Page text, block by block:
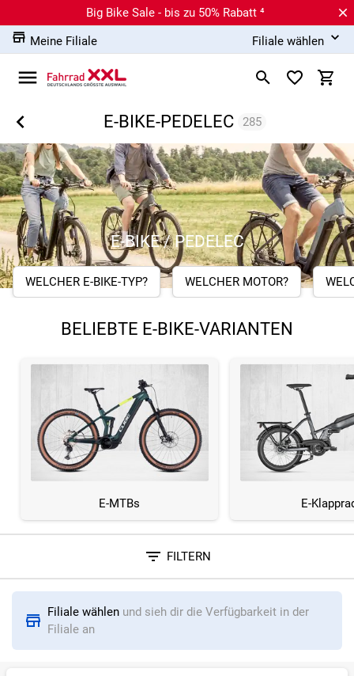
Big Bike Sale - bis zu 50% Rabatt ⁴
Meine Filiale
Filiale wählen
E-BIKE-PEDELEC 285
E-BIKE / PEDELEC
WELCHER E-BIKE-TYP? WELCHER MOTOR?
BELIEBTE E-BIKE-VARIANTEN
E-MTBs E-
FILTERN
Sortieren nach
RELEVANZ
BESTSELLER ERSPARNIS IN %
Filiale wählen und sieh dir die Verfügbarkeit in der
Filiale an